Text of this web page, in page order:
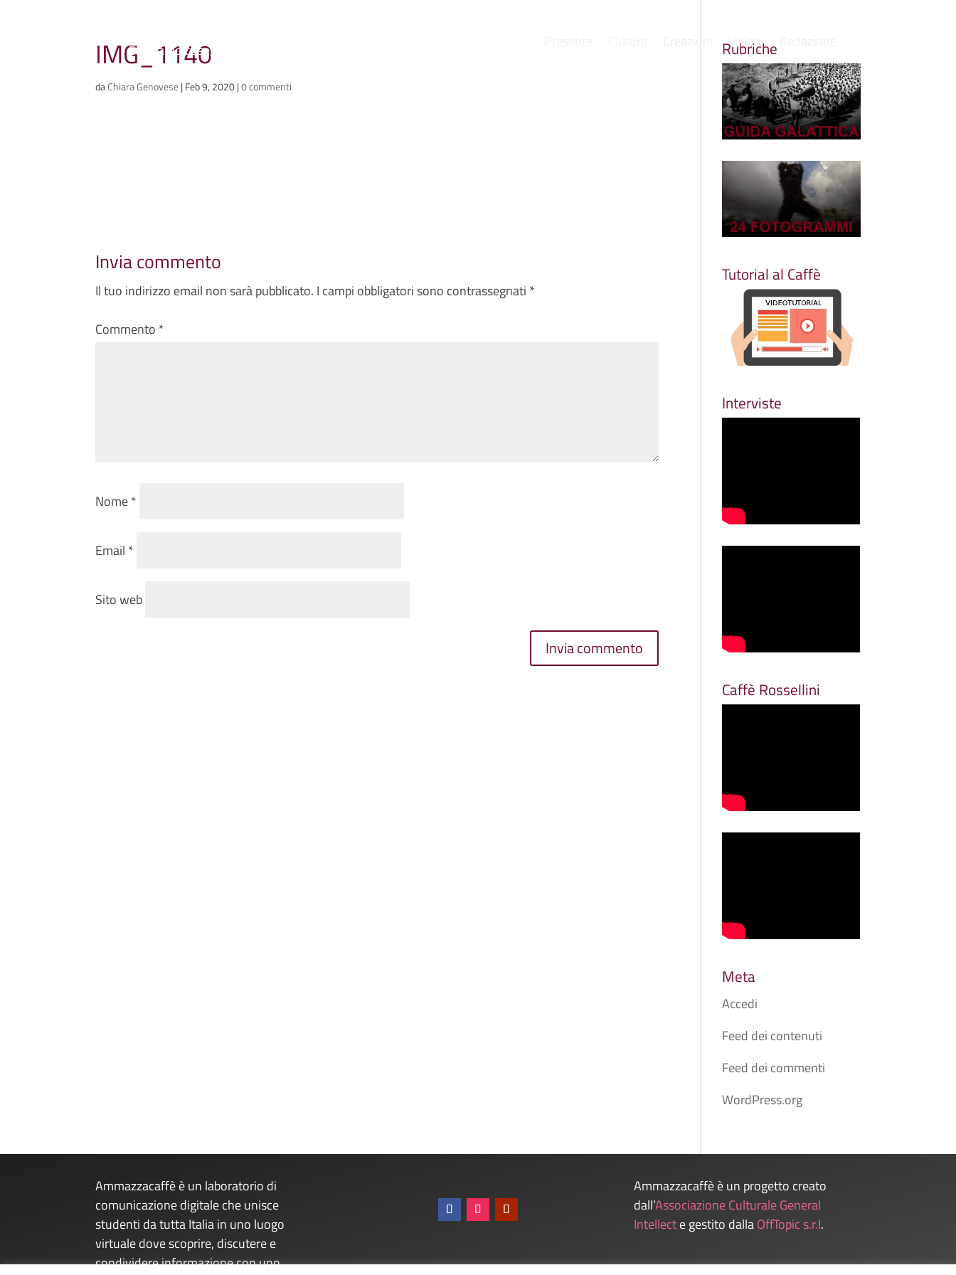
Scriviamo cose, intervistiamo gente Visioni
IMG_1140
daChiara Genovese|Feb 9, 2020|0 commenti
Invia commento
Il tuo indirizzo email non sarà pubblicato. I campi obbligatori sono contrassegnati *
Commento *
Nome*
Email *
Sito web
Rubriche
Tutorial al Caffè
Interviste
Caffè Rossellini
Meta
Accedi
Feed dei contenuti
Feed dei commenti
WordPress.org
Ammazzacaffè è un laboratorio di
comunicazione digitale che unisce
studenti da tutta Italia in uno luogo
virtuale dove scoprire, discutere e
condividere informazione con uno
Ammazzacaffè è un progetto creato
dall’Associazione Culturale General
Intellecte gestito dallaOffTopic s.r.l.